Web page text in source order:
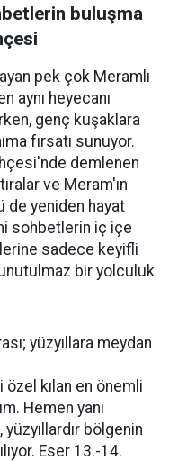
buluşma
pek çok Meramlı
aynı heyecanı
genç kuşaklara
fırsatı sunuyor.
demlenen
ve Meram'ın
de yeniden hayat
sohbetlerin iç içe
sadece keyifli
bir yolculuk
yüzyıllara meydan
kılan en önemli
Hemen yanı
bölgenin
Eser 13.-14.